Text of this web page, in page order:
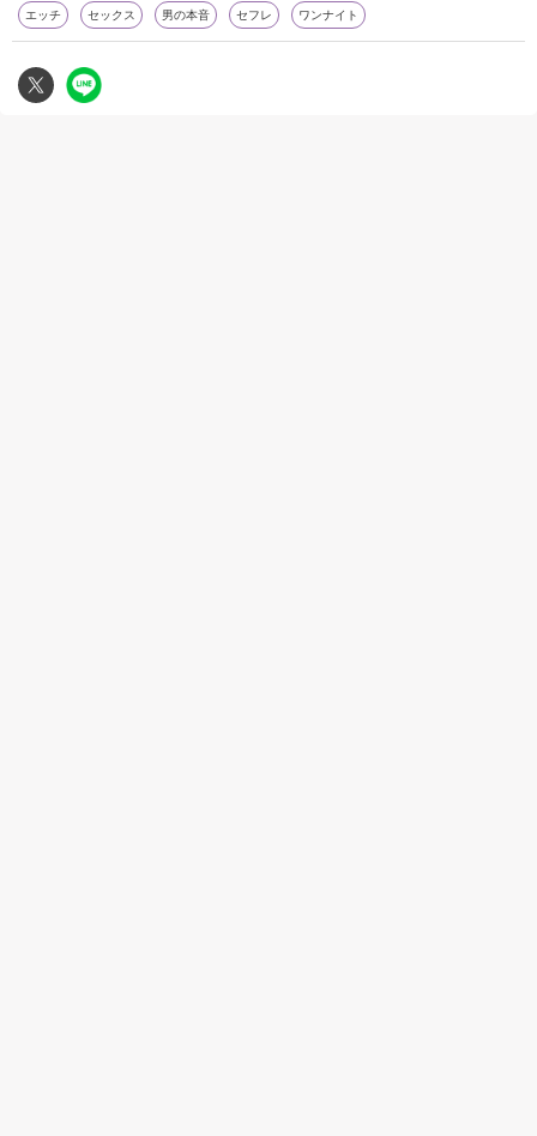
エッチ セックス 男の本音 セフレ ワンナイト